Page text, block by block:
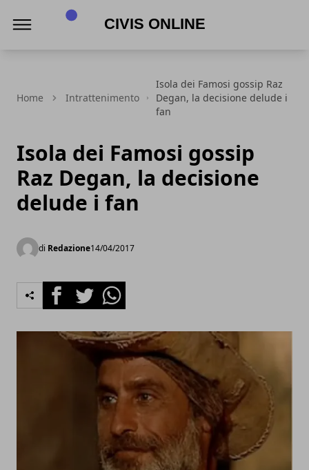
Home Intrattenimento
Isola dei Famosi gossip Raz
Degan, la decisione delude i
fan
Isola dei Famosi gossip
Raz Degan, la decisione
delude i fan
di Redazione14/04/2017
FacebookTwitterWhatsapp